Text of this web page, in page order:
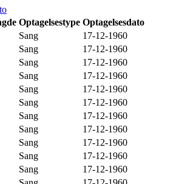
Optagelsestype Optagelsesdato
Sang
17-12-1960
Sang
17-12-1960
Sang
17-12-1960
Sang
17-12-1960
Sang
17-12-1960
Sang
17-12-1960
Sang
17-12-1960
Sang
17-12-1960
Sang
17-12-1960
Sang
17-12-1960
Sang
17-12-1960